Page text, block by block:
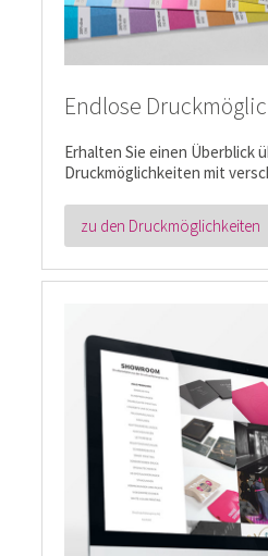
Endlose
Erhalten Sie einen Überblick
Druckmöglichkeiten mit
zu den Druckmöglichkeiten